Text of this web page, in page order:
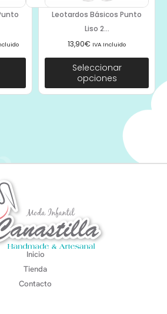
Leotardos Básicos Punto
Liso 2...
13,90€ IVA Incluido
Seleccionar
opciones
Inicio
Tienda
Contacto